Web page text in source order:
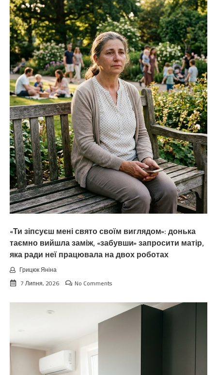
«Ти зіпсуєш мені свято своїм виглядом»: донька
таємно вийшла заміж, «забувши» запросити матір,
яка ради неї працювала на двох роботах
Грицюк Яніна
7 Липня, 2026
No Comments